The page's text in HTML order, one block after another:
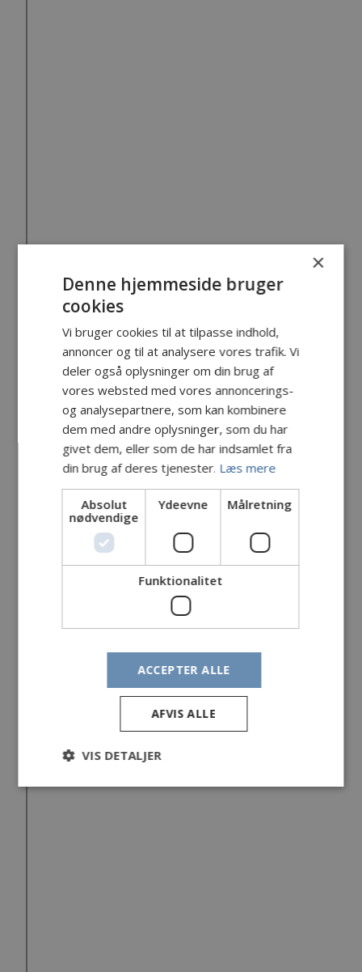
×
Denne hjemmeside bruger
cookies
Vi bruger cookies til at tilpasse indhold,
annoncer og til at analysere vores trafik. Vi
deler også oplysninger om din brug af
vores websted med vores annoncerings-
og analysepartnere, som kan kombinere
dem med andre oplysninger, som du har
givet dem, eller som de har indsamlet fra
din brug af deres tjenester. Læs mere
Absolut
nødvendige
Ydeevne Målretning
Funktionalitet
ACCEPTER ALLE
AFVIS ALLE
VIS DETALJER